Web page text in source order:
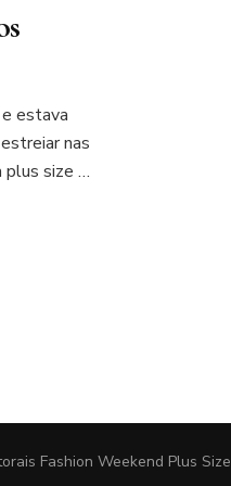
estava
nas
plus size …
Fashion Weekend Plus Size